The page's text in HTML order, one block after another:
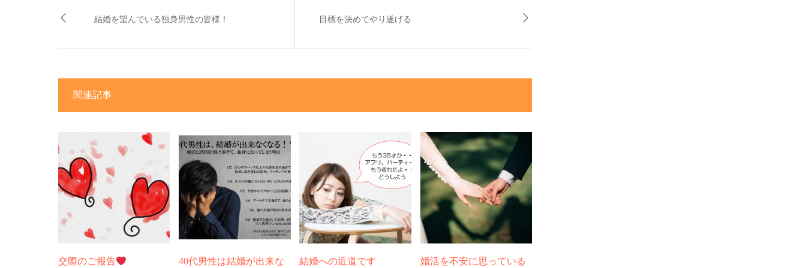
結婚を望んでいる独身男性の皆様！ 目標を決めてやり遂げる
関連記事
交際のご報告 40代男性は結婚が出来な 結婚への近道です 婚活を不安に思っている